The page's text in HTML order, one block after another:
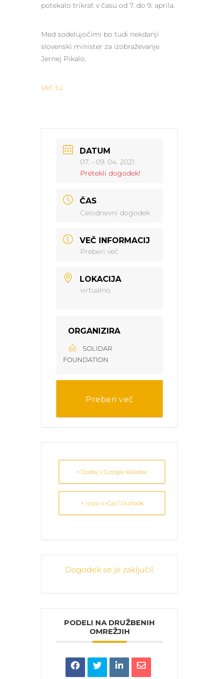
potekalo trikrat v času od 7. do 9. aprila.
Med sodelujočimi bo tudi nekdanji
slovenski minister za izobraževanje
Jernej Pikalo.
Več tu
DATUM
07. - 09. 04. 2021
Pretekli dogodek!
ČAS
Celodnevni dogodek
VEČ INFORMACIJ
Preberi več
LOKACIJA
virtualno
ORGANIZIRA
SOLIDAR
FOUNDATION
Preberi več
+ Dodaj v Google Koledar
+ Izvoz v iCal / Outlook
Dogodek se je zaključil.
PODELI NA DRUŽBENIH
OMREŽJIH